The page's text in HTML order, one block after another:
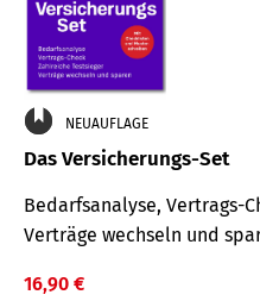
NEUAUFLAGE
Das Versicherungs-Set
Bedarfsanalyse, Vertrags-
Verträge wechseln und
16,90 €